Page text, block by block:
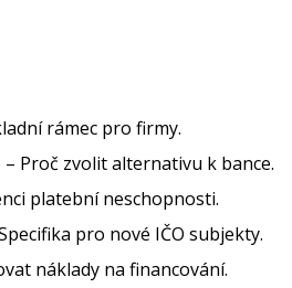
rámec pro firmy.
Proč zvolit alternativu k bance.
platební neschopnosti.
pro nové IČO subjekty.
náklady na financování.